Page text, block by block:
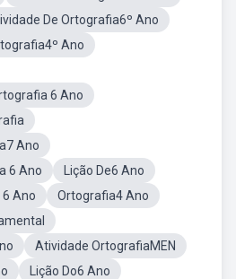
De Ortografia6º Ano
Ano
6 Ano
Ano
6 Ano
Lição De6 Ano
Ano
Ortografia4 Ano
Atividade OrtografiaMEN
Lição Do6 Ano